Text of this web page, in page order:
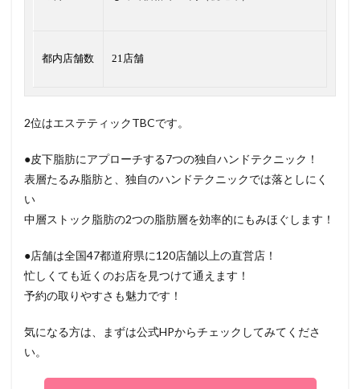
都内店舗数 21店舗
2位はエステティックTBCです。
●皮下脂肪にアプローチする7つの独自ハンドテクニック！
表層たるみ脂肪と、独自のハンドテクニックでは落としにく
い
中層ストック脂肪の2つの脂肪層を効率的にもみほぐします！
●店舗は全国47都道府県に120店舗以上の直営店！
忙しくても近くのお店を見つけて通えます！
予約の取りやすさも魅力です！
気になる方は、まずは公式HPからチェックしてみてくださ
い。